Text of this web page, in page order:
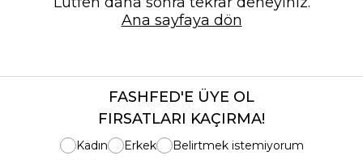
Ana sayfaya dön
FASHFED'E ÜYE OL
FIRSATLARI KAÇIRMA!
Kadın Erkek
Belirtmek istemiyorum